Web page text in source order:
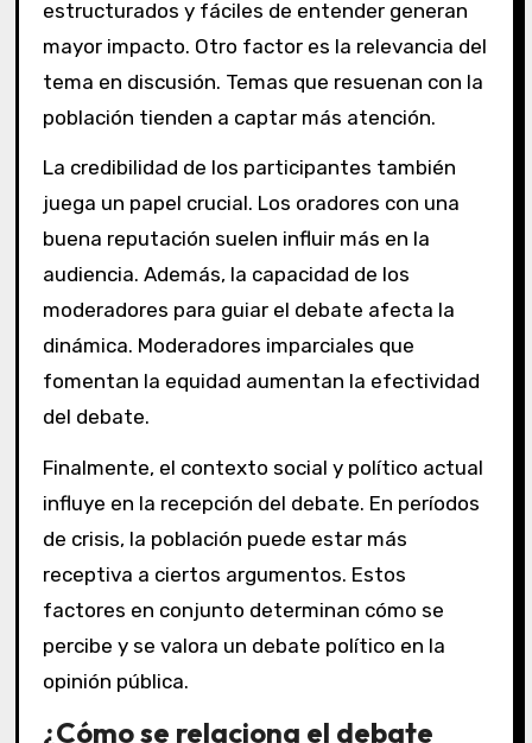
estructurados y fáciles de entender generan
mayor impacto. Otro factor es la relevancia del
tema en discusión. Temas que resuenan con la
población tienden a captar más atención.
La credibilidad de los participantes también
juega un papel crucial. Los oradores con una
buena reputación suelen influir más en la
audiencia. Además, la capacidad de los
moderadores para guiar el debate afecta la
dinámica. Moderadores imparciales que
fomentan la equidad aumentan la efectividad
del debate.
Finalmente, el contexto social y político actual
influye en la recepción del debate. En períodos
de crisis, la población puede estar más
receptiva a ciertos argumentos. Estos
factores en conjunto determinan cómo se
percibe y se valora un debate político en la
opinión pública.
¿Cómo se relaciona el debate